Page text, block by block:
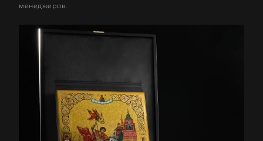
менеджеров.